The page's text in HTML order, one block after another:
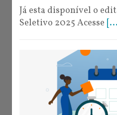
Já esta disponível o
Seletivo 2025 Acesse